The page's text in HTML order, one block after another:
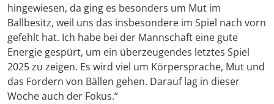
hingewiesen, da ging es besonders um Mut im
Ballbesitz, weil uns das insbesondere im Spiel nach vorn
gefehlt hat. Ich habe bei der Mannschaft eine gute
Energie gespürt, um ein überzeugendes letztes Spiel
2025 zu zeigen. Es wird viel um Körpersprache, Mut und
das Fordern von Bällen gehen. Darauf lag in dieser
Woche auch der Fokus.“